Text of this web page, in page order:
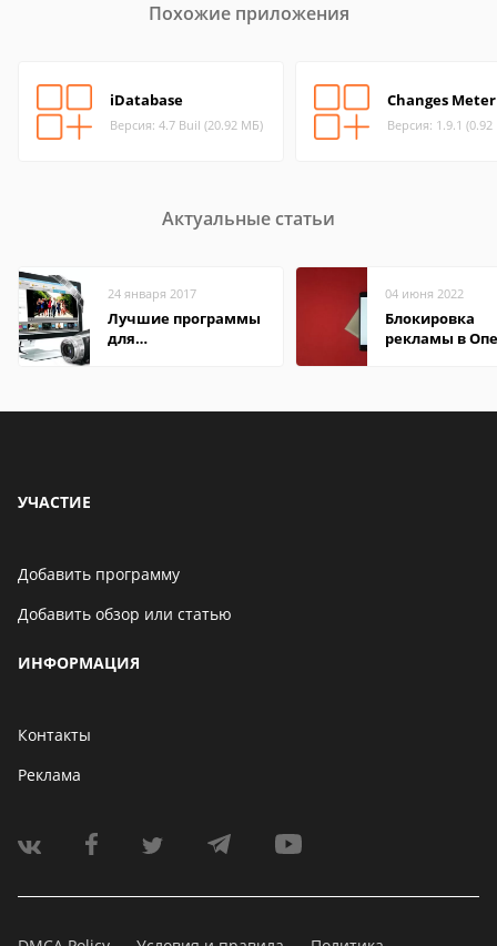
Похожие приложения
iDatabase
Версия: 4.7 Buil (20.92 МБ)
Changes Meter
Версия: 1.9.1
Актуальные статьи
24 января 2017
Лучшие программы
для
04 июня 2022
Блокировка
рекламы в
УЧАСТИЕ
Добавить программу
Добавить обзор или статью
ИНФОРМАЦИЯ
Контакты
Реклама